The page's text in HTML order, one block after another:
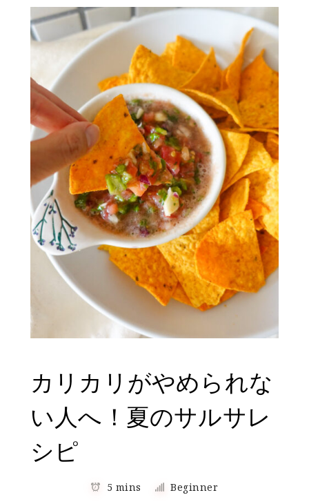
カリカリがやめられな
い人へ！夏のサルサレ
シピ
5 mins Beginner